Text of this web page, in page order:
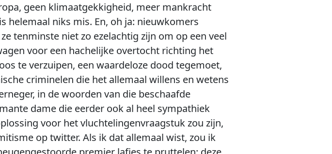
geen klimaatgekkigheid, meer mankracht
niks mis. En, oh ja: nieuwkomers
tenminste niet zo ezelachtig zijn om op een veel
voor een hachelijke overtocht richting het
te verzuipen, een waardeloze dood tegemoet,
criminelen die het allemaal willens en wetens
in de woorden van die beschaafde
dame die eerder ook al heel sympathiek
voor het vluchtelingenvraagstuk zou zijn,
op twitter. Als ik dat allemaal wist, zou ik